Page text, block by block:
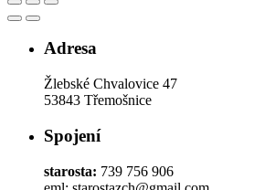
Adresa
Žlebské Chvalovice 47
53843 Třemošnice
Spojení
starosta: 739 756 906